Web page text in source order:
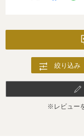
絞り込み
※レビュー